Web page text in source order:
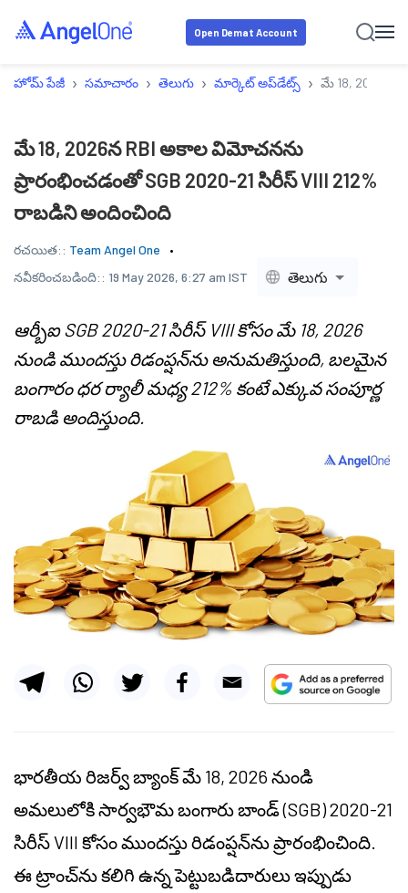
Open Demat Account
హోమ్ పేజీ › సమాచారం › తెలుగు › మార్కెట్ అప్‌డేట్స్ › మే 18, 2026న
మే 18, 2026న RBI అకాల విమోచనను
ప్రారంభించడంతో SGB 2020-21 సిరీస్ VIII 212%
రాబడిని అందించింది
రచయిత:: Team Angel One
నవీకరించబడింది:: 19 May 2026, 6:27 am IST తెలుగు
ఆర్బీఐ SGB 2020-21 సిరీస్ VIII కోసం మే 18, 2026
నుండి ముందస్తు రిడంప్షన్‌ను అనుమతిస్తుంది, బలమైన
బంగారం ధర ర్యాలీ మధ్య 212% కంటే ఎక్కువ సంపూర్ణ
రాబడి అందిస్తుంది.
భారతీయ రిజర్వ్ బ్యాంక్ మే 18, 2026 నుండి
అమలులోకి సార్వభౌమ బంగారు బాండ్ (SGB) 2020-21
సిరీస్ VIII కోసం ముందస్తు రిడంప్షన్‌ను ప్రారంభించింది.
ఈ ట్రాంచ్‌ను కలిగి ఉన్న పెట్టుబడిదారులు ఇప్పుడు